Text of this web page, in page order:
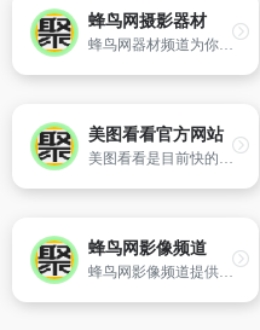
蜂鸟网摄影器材
蜂鸟网器材频道为你带来专业的摄影器材评测试用,全新的市场行情报价,器材故事,以及摄影器材图片,深入解析器材的功能,和使用方法,提供权威的摄影设备信息参考.
美图看看官方网站
美图看看是目前快的万能看图软件,完美兼容所有主流图片格式,用户好评度极高。美图看看采用自主研发的图像引擎,专门针对数码照片优化,使大图片的浏览性能全面提升,马上体验飞一般的看图速度吧！更可一键分享新浪微博和人人网！
蜂鸟网影像频道
蜂鸟网影像频道提供名摄影师影像展览活动资讯以及佳作摄影作品欣赏,让你及时了解摄影行业资讯.